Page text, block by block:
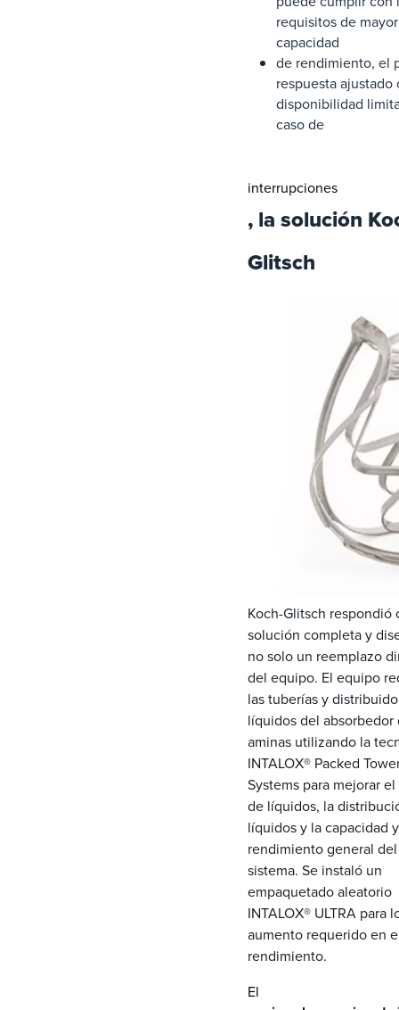
requisitos de mayor
capacidad
de rendimiento, el
respuesta ajustado
disponibilidad
caso de
interrupciones
, la solución
Glitsch
Koch-Glitsch respondió
solución completa y
no solo un reemplazo
del equipo. El equipo
las tuberías y
líquidos del absorbedor
aminas utilizando la
INTALOX® Packed
Systems para mejorar
de líquidos, la
líquidos y la capacidad y
rendimiento general del
sistema. Se instaló un
empaquetado aleatorio
INTALOX® ULTRA para
aumento requerido en
rendimiento.
El